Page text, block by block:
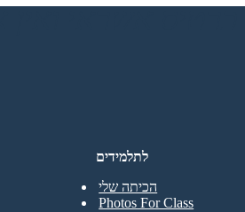
לתלמידים
הכיתה שלי
Photos For Class